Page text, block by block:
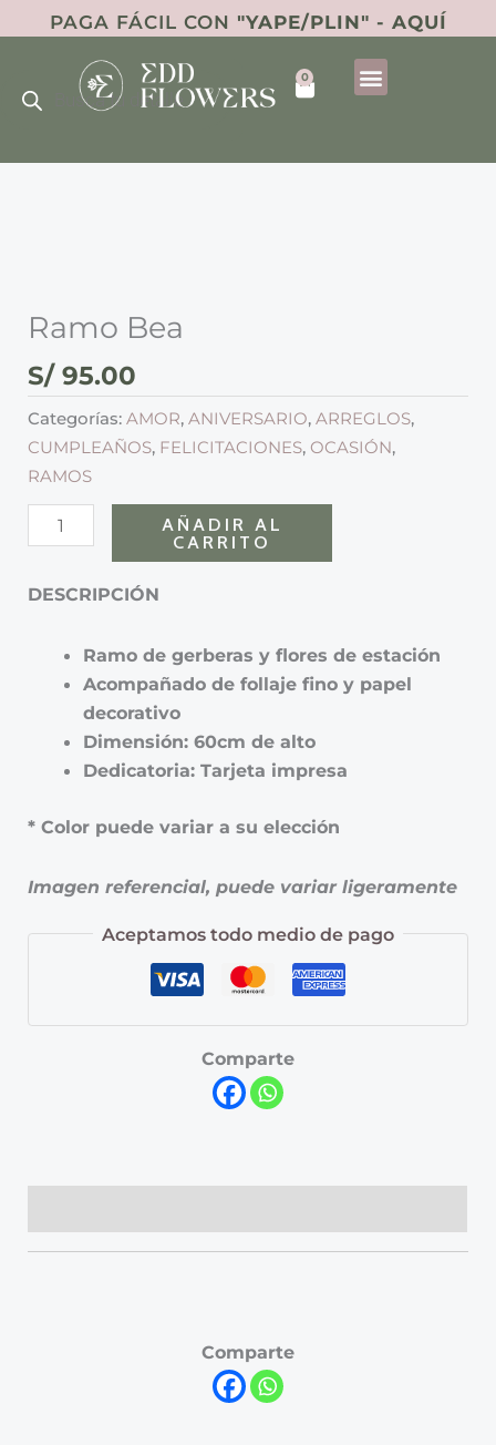
al
contenido
PAGA FÁCIL CON "YAPE/PLIN" - AQUÍ
0
Cart
Ramo Bea
S/95.00
Categorías:AMOR,ANIVERSARIO,ARREGLOS,
CUMPLEAÑOS, FELICITACIONES, OCASIÓN,
RAMOS
cantidad
AÑADIR AL
CARRITO
DESCRIPCIÓN
Ramo de gerberas y flores de estación
Acompañado de follaje fino y papel
decorativo
Dimensión: 60cm de alto
Dedicatoria: Tarjeta impresa
* Color puede variar a su elección
Imagen referencial, puede variar ligeramente
Aceptamos todo medio de pago
Comparte
Comparte